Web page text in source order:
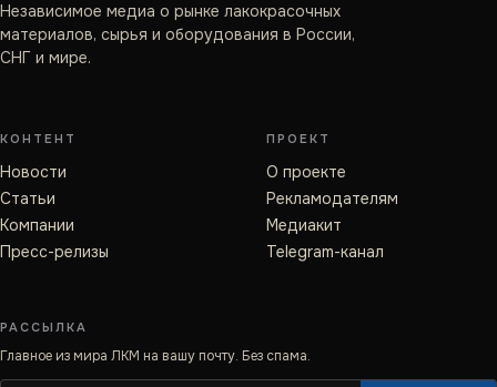
Независимое медиа о рынке лакокрасочных
материалов, сырья и оборудования в России,
СНГ и мире.
КОНТЕНТ
Новости
Статьи
Компании
Пресс-релизы
ПРОЕКТ
О проекте
Рекламодателям
Медиакит
Telegram-канал
РАССЫЛКА
Главное из мира ЛКМ на вашу почту. Без спама.